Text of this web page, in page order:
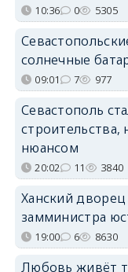
10:36 0 5305
солнечные
09:01 7 977
Севастополь
нюансом
20:02 11 3840
Ханский
замминистра
19:00 6 8630
Любовь живёт